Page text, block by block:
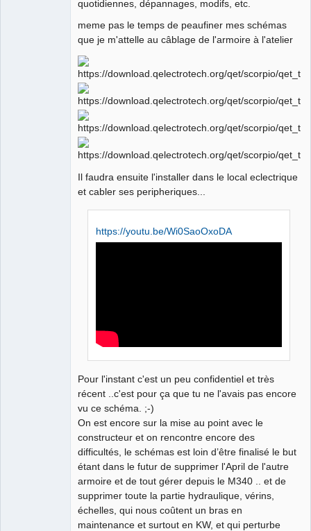
quotidiennes, dépannages, modifs, etc.
meme pas le temps de peaufiner mes schémas
que je m'attelle au câblage de l'armoire à l'atelier
Il faudra ensuite l'installer dans le local eclectrique
et cabler ses peripheriques...
https://youtu.be/Wi0SaoOxoDA
Pour l'instant c'est un peu confidentiel et très
récent ..c'est pour ça que tu ne l'avais pas encore
vu ce schéma. ;-)
On est encore sur la mise au point avec le
constructeur et on rencontre encore des
difficultés, le schémas est loin d’être finalisé le but
étant dans le futur de supprimer l'April de l'autre
armoire et de tout gérer depuis le M340 .. et de
supprimer toute la partie hydraulique, vérins,
échelles, qui nous coûtent un bras en
maintenance et surtout en KW, et qui perturbe